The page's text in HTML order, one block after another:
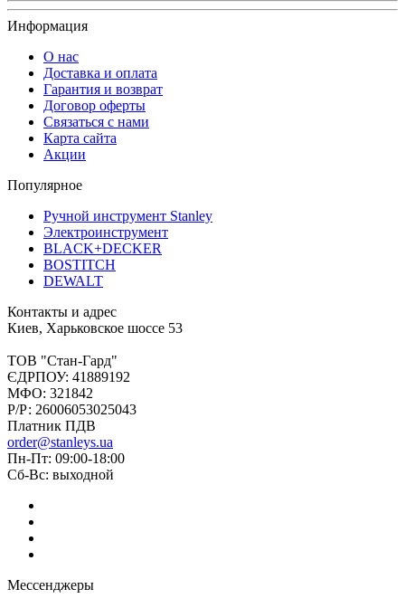
Информация
О нас
Доставка и оплата
Гарантия и возврат
Договор оферты
Связаться с нами
Карта сайта
Акции
Популярное
Ручной инструмент Stanley
Электроинструмент
BLACK+DECKER
BOSTITCH
DEWALT
Контакты и адрес
Киев, Харьковское шоссе 53
ТОВ "Стан-Гард"
ЄДРПОУ: 41889192
МФО: 321842
Р/Р: 26006053025043
Платник ПДВ
order@stanleys.ua
Пн-Пт: 09:00-18:00
Сб-Вс: выходной
Мессенджеры